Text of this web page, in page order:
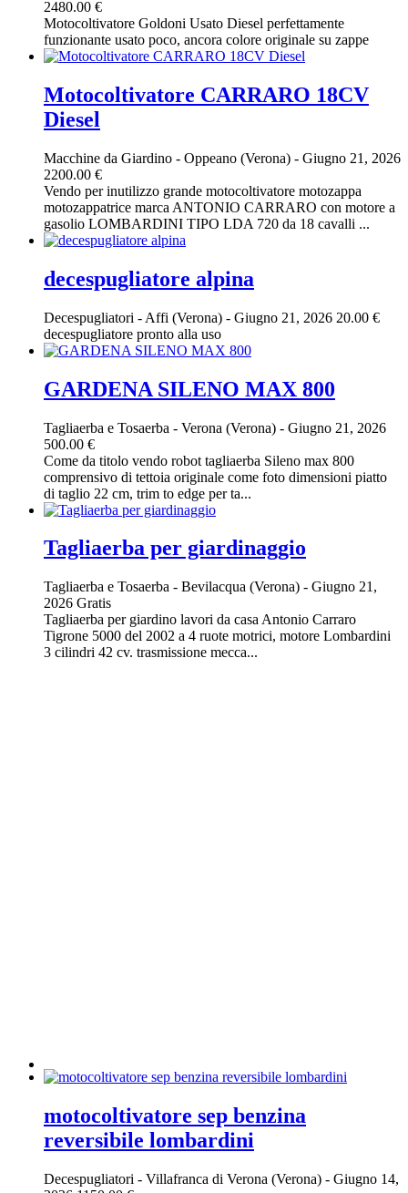
2480.00 €
Motocoltivatore Goldoni Usato Diesel perfettamente
funzionante usato poco, ancora colore originale su zappe
Motocoltivatore CARRARO 18CV
Diesel
Macchine da Giardino - Oppeano (Verona) - Giugno 21, 2026
2200.00 €
Vendo per inutilizzo grande motocoltivatore motozappa
motozappatrice marca ANTONIO CARRARO con motore a
gasolio LOMBARDINI TIPO LDA 720 da 18 cavalli ...
decespugliatore alpina
Decespugliatori - Affi (Verona) - Giugno 21, 2026 20.00 €
decespugliatore pronto alla uso
GARDENA SILENO MAX 800
Tagliaerba e Tosaerba - Verona (Verona) - Giugno 21, 2026
500.00 €
Come da titolo vendo robot tagliaerba Sileno max 800
comprensivo di tettoia originale come foto dimensioni piatto
di taglio 22 cm, trim to edge per ta...
Tagliaerba per giardinaggio
Tagliaerba e Tosaerba - Bevilacqua (Verona) - Giugno 21,
2026 Gratis
Tagliaerba per giardino lavori da casa Antonio Carraro
Tigrone 5000 del 2002 a 4 ruote motrici, motore Lombardini
3 cilindri 42 cv. trasmissione mecca...
motocoltivatore sep benzina
reversibile lombardini
Decespugliatori - Villafranca di Verona (Verona) - Giugno 14,